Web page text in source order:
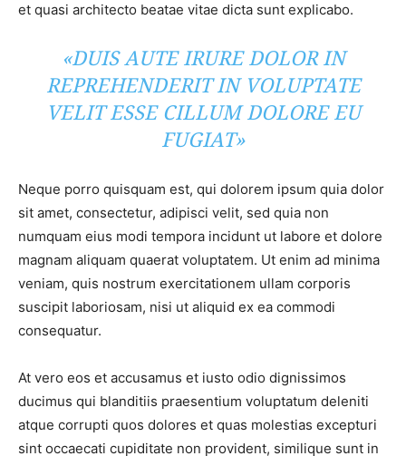
et quasi architecto beatae vitae dicta sunt explicabo.
«DUIS AUTE IRURE DOLOR IN
REPREHENDERIT IN VOLUPTATE
VELIT ESSE CILLUM DOLORE EU
FUGIAT»
Neque porro quisquam est, qui dolorem ipsum quia dolor
sit amet, consectetur, adipisci velit, sed quia non
numquam eius modi tempora incidunt ut labore et dolore
magnam aliquam quaerat voluptatem. Ut enim ad minima
veniam, quis nostrum exercitationem ullam corporis
suscipit laboriosam, nisi ut aliquid ex ea commodi
consequatur.
At vero eos et accusamus et iusto odio dignissimos
ducimus qui blanditiis praesentium voluptatum deleniti
atque corrupti quos dolores et quas molestias excepturi
sint occaecati cupiditate non provident, similique sunt in